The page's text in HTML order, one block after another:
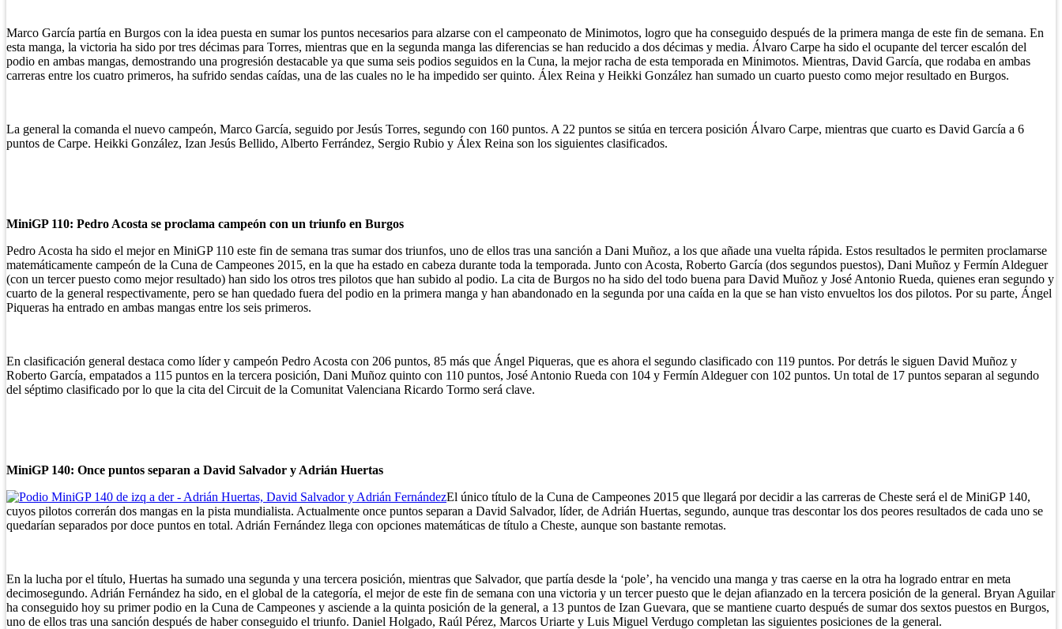
Marco García partía en Burgos con la idea puesta en sumar los puntos necesarios para alzarse con el campeonato de Minimotos, logro que ha conseguido después de la primera manga de este fin de semana. En
esta manga, la victoria ha sido por tres décimas para Torres, mientras que en la segunda manga las diferencias se han reducido a dos décimas y media. Álvaro Carpe ha sido el ocupante del tercer escalón del
podio en ambas mangas, demostrando una progresión destacable ya que suma seis podios seguidos en la Cuna, la mejor racha de esta temporada en Minimotos. Mientras, David García, que rodaba en ambas
carreras entre los cuatro primeros, ha sufrido sendas caídas, una de las cuales no le ha impedido ser quinto. Álex Reina y Heikki González han sumado un cuarto puesto como mejor resultado en Burgos.
La general la comanda el nuevo campeón, Marco García, seguido por Jesús Torres, segundo con 160 puntos. A 22 puntos se sitúa en tercera posición Álvaro Carpe, mientras que cuarto es David García a 6
puntos de Carpe. Heikki González, Izan Jesús Bellido, Alberto Ferrández, Sergio Rubio y Álex Reina son los siguientes clasificados.
MiniGP 110: Pedro Acosta se proclama campeón con un triunfo en Burgos
Pedro Acosta ha sido el mejor en MiniGP 110 este fin de semana tras sumar dos triunfos, uno de ellos tras una sanción a Dani Muñoz, a los que añade una vuelta rápida. Estos resultados le permiten proclamarse
matemáticamente campeón de la Cuna de Campeones 2015, en la que ha estado en cabeza durante toda la temporada. Junto con Acosta, Roberto García (dos segundos puestos), Dani Muñoz y Fermín Aldeguer
(con un tercer puesto como mejor resultado) han sido los otros tres pilotos que han subido al podio. La cita de Burgos no ha sido del todo buena para David Muñoz y José Antonio Rueda, quienes eran segundo y
cuarto de la general respectivamente, pero se han quedado fuera del podio en la primera manga y han abandonado en la segunda por una caída en la que se han visto envueltos los dos pilotos. Por su parte, Ángel
Piqueras ha entrado en ambas mangas entre los seis primeros.
En clasificación general destaca como líder y campeón Pedro Acosta con 206 puntos, 85 más que Ángel Piqueras, que es ahora el segundo clasificado con 119 puntos. Por detrás le siguen David Muñoz y
Roberto García, empatados a 115 puntos en la tercera posición, Dani Muñoz quinto con 110 puntos, José Antonio Rueda con 104 y Fermín Aldeguer con 102 puntos. Un total de 17 puntos separan al segundo
del séptimo clasificado por lo que la cita del Circuit de la Comunitat Valenciana Ricardo Tormo será clave.
MiniGP 140: Once puntos separan a David Salvador y Adrián Huertas
El único título de la Cuna de Campeones 2015 que llegará por decidir a las carreras de Cheste será el de MiniGP 140,
cuyos pilotos correrán dos mangas en la pista mundialista. Actualmente once puntos separan a David Salvador, líder, de Adrián Huertas, segundo, aunque tras descontar los dos peores resultados de cada uno se
quedarían separados por doce puntos en total. Adrián Fernández llega con opciones matemáticas de título a Cheste, aunque son bastante remotas.
En la lucha por el título, Huertas ha sumado una segunda y una tercera posición, mientras que Salvador, que partía desde la ‘pole’, ha vencido una manga y tras caerse en la otra ha logrado entrar en meta
decimosegundo. Adrián Fernández ha sido, en el global de la categoría, el mejor de este fin de semana con una victoria y un tercer puesto que le dejan afianzado en la tercera posición de la general. Bryan Aguilar
ha conseguido hoy su primer podio en la Cuna de Campeones y asciende a la quinta posición de la general, a 13 puntos de Izan Guevara, que se mantiene cuarto después de sumar dos sextos puestos en Burgos,
uno de ellos tras una sanción después de haber conseguido el triunfo. Daniel Holgado, Raúl Pérez, Marcos Uriarte y Luis Miguel Verdugo completan las siguientes posiciones de la general.